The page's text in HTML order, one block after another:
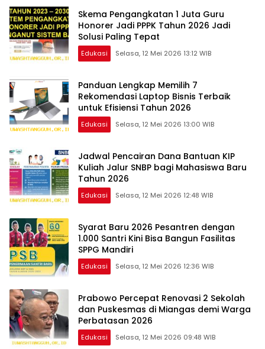
Skema Pengangkatan 1 Juta Guru
Honorer Jadi PPPK Tahun 2026 Jadi
Solusi Paling Tepat
Edukasi Selasa, 12 Mei 2026 13:12 WIB
Panduan Lengkap Memilih 7
Rekomendasi Laptop Bisnis Terbaik
untuk Efisiensi Tahun 2026
Edukasi Selasa, 12 Mei 2026 13:00 WIB
Jadwal Pencairan Dana Bantuan KIP
Kuliah Jalur SNBP bagi Mahasiswa Baru
Tahun 2026
Edukasi Selasa, 12 Mei 2026 12:48 WIB
Syarat Baru 2026 Pesantren dengan
1.000 Santri Kini Bisa Bangun Fasilitas
SPPG Mandiri
Edukasi Selasa, 12 Mei 2026 12:36 WIB
Prabowo Percepat Renovasi 2 Sekolah
dan Puskesmas di Miangas demi Warga
Perbatasan 2026
Edukasi Selasa, 12 Mei 2026 09:48 WIB